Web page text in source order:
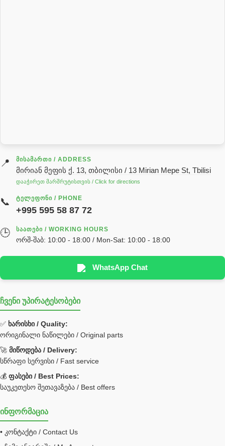
გადაცემათა კოლოფის ზეთი( კარობკის ზეთი)
ძრავის ზეთი
ჰიდრავლიკის ზეთი
реек
სხადასხვა
Hyva
უჟანგავი ფოლადი
Bobcat ფილტრი
Caterpillar ფილტრი
JCB ფილტრი
ქვაბი გათბობა მილები
შემაერთებელი / გადამყვანი UNF ORFS
შემაერთებელი BSPP /გადამყვანი
📍 ᲛᲘᲡᲐᲛᲐᲠᲗᲘ / ADDRESS
მირიან მეფის ქ. 13, თბილისი / 13 Mirian Mepe St, Tbilisi
დააჭირეთ მარშრუტისთვის / Click for directions
📞 ᲢᲔᲚᲔᲤᲝᲜᲘ / PHONE
+995 595 58 87 72
🕒 ᲡᲐᲐᲗᲔᲑᲘ / WORKING HOURS
ორშ-შაბ: 10:00 - 18:00 / Mon-Sat: 10:00 - 18:00
WhatsApp Chat
ჩვენი უპირატესობები
✅ ხარისხი / Quality:
ორიგინალი ნაწილები / Original parts
🚀 მიწოდება / Delivery:
სწრაფი სერვისი / Fast service
💰 ფასები / Best Prices:
საუკეთესო შეთავაზება / Best offers
ინფორმაცია
• კონტაქტი / Contact Us